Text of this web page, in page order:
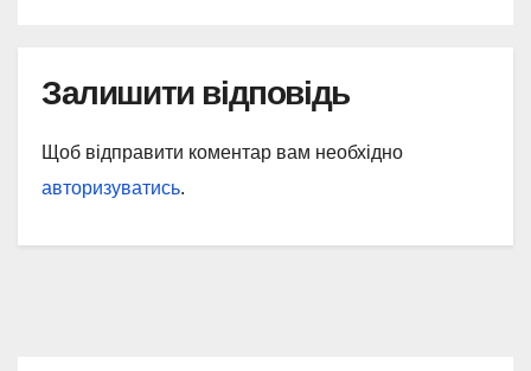
Залишити відповідь
Щоб відправити коментар вам необхідно
авторизуватись.